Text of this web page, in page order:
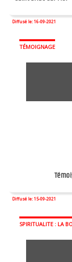
Diffusé le: 16-09-2021
TÉMOIGNAGE
Diffusé le: 15-09-2021
SPIRITUALITE : LA